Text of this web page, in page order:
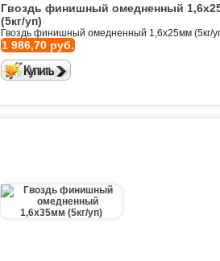
Гвоздь финишный омедненный
(5кг/уп)
Гвоздь финишный омедненный 1,6х25мм (5кг/
1 986,70 руб.